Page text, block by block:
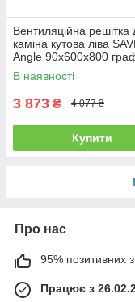
Вентиляційна решітка
каміна кутова ліва
Angle 90х600х800
В наявності
3 873 ₴ 4 077 ₴
Купити
Про нас
95% позитивних з
Працює з